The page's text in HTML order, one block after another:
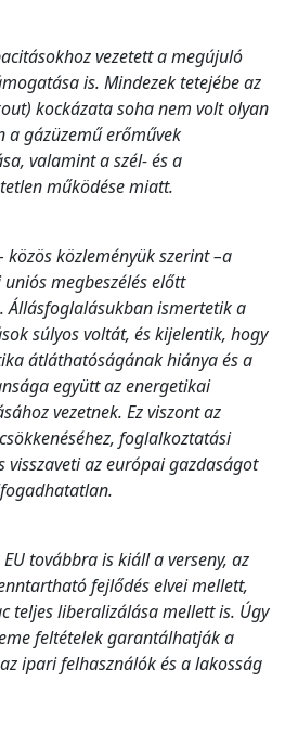
vezetett a megújuló
is. Mindezek tetejébe az
kockázata soha nem volt olyan
a gázüzemű erőművek
valamint a szél- és a
működése miatt.
közös közleményük szerint –a
megbeszélés előtt
Állásfoglalásukban ismertetik a
súlyos voltát, és kijelentik, hogy
átláthatóságának hiánya és a
együtt az energetikai
vezetnek. Ez viszont az
foglalkoztatási
visszaveti az európai gazdaságot
továbbra is kiáll a verseny, az
fejlődés elvei mellett,
teljes liberalizálása mellett is. Úgy
feltételek garantálhatják a
ipari felhasználók és a lakosság